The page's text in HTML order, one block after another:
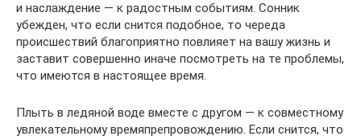
и наслаждение — к радостным событиям. Сонник
убежден, что если снится подобное, то череда
происшествий благоприятно повлияет на вашу жизнь и
заставит совершенно иначе посмотреть на те проблемы,
что имеются в настоящее время.
Плыть в ледяной воде вместе с другом — к совместному
увлекательному времяпрепровождению. Если снится, что